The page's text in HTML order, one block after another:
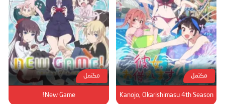
مكتمل
Kanojo, Okarishimasu 4th Season
مكتمل
New Game!